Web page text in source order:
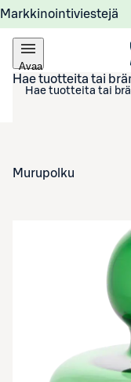
Markkinointiviestejä
Avaa
valikko
Hae tuotteita tai
Murupolku
Avaa